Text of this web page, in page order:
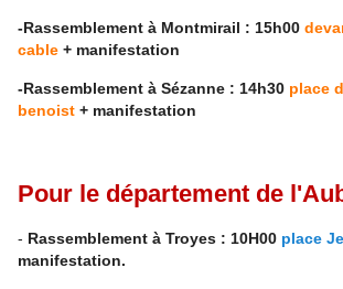
-Rassemblement à Montmirail : 15h00
cable + manifestation
-Rassemblement à Sézanne : 14h30 place
benoist + manifestation
Pour le département de
- Rassemblement à Troyes : 10H00 place
manifestation.